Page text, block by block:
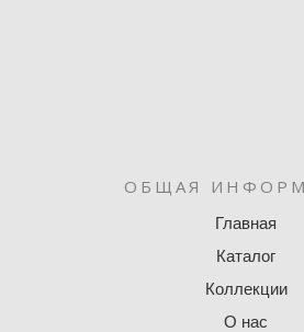
ОБЩАЯ
Главная
Каталог
Коллекции
О нас